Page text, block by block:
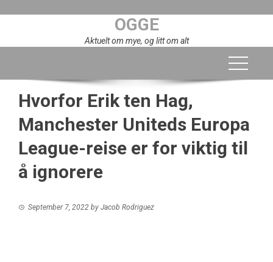
OGGE
Aktuelt om mye, og litt om alt
Hvorfor Erik ten Hag,
Manchester Uniteds Europa
League-reise er for viktig til
å ignorere
September 7, 2022 by Jacob Rodriguez